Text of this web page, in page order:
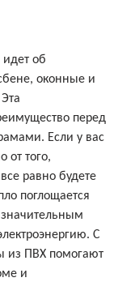
об
оконные и
перед
Если у вас
того,
равно будете
поглощается
С
из ПВХ помогают
и